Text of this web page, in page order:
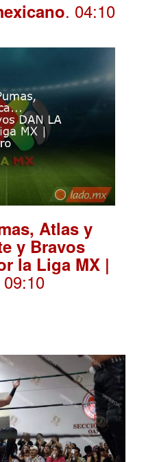
. 04:10
Atlas y
y Bravos
la Liga MX |
09:10